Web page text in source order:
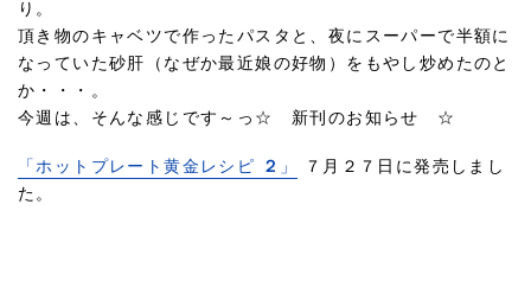
り。
頂き物のキャベツで作ったパスタと、夜にスーパーで半額に
なっていた砂肝（なぜか最近娘の好物）をもやし炒めたのと
か・・・。
今週は、そんな感じです～っ☆ 新刊のお知らせ ☆
「ホットプレート黄金レシピ ２ 」
７月２７日に発売しまし
た。